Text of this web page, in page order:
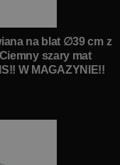
na blat ∅39 cm z
szary mat
W MAGAZYNIE!!